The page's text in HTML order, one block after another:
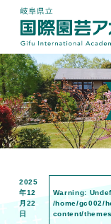
2025
年12
月22
日
Warning:
/home/gc002/
content/